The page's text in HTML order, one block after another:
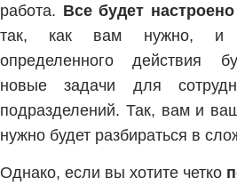
работа. Все будет
так, как вам нужно, и
определенного действия
новые задачи для
подразделений. Так, вам и
нужно будет разбираться в
Однако, если вы хотите четко